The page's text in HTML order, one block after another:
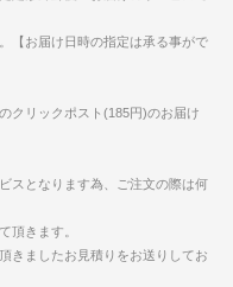
【お届け日時の指定は承る事がで
クリックポスト(185円)のお届け
スとなります為、ご注文の際は何
頂きます。
きましたお見積りをお送りしてお